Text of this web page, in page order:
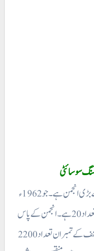
سوسائٹی
میں قائم ہوئی ۔ اس وقت اس کے مجرا کی تعداد 20 ہے۔ انجمن کے پاس
کل 7142 ایکڑ رقبہ ہے جو دوبلاکوں میں تقف کے تمبران تعداد 2200